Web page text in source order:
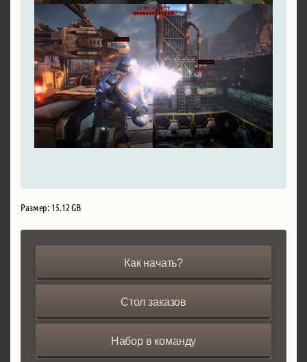
Размер: 15.12 GB
Как начать?
Стол заказов
Набор в команду